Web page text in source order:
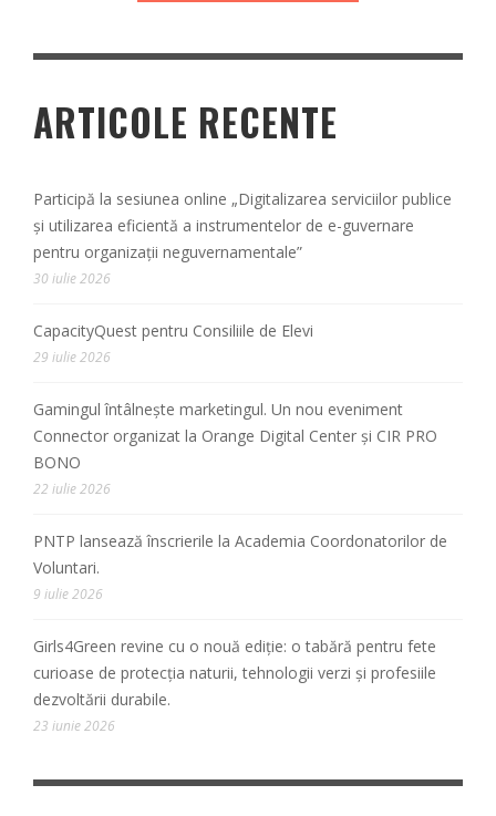
ARTICOLE RECENTE
Participă la sesiunea online „Digitalizarea serviciilor publice
și utilizarea eficientă a instrumentelor de e-guvernare
pentru organizații neguvernamentale”
30 iulie 2026
CapacityQuest pentru Consiliile de Elevi
29 iulie 2026
Gamingul întâlnește marketingul. Un nou eveniment
Connector organizat la Orange Digital Center și CIR PRO
BONO
22 iulie 2026
PNTP lansează înscrierile la Academia Coordonatorilor de
Voluntari.
9 iulie 2026
Girls4Green revine cu o nouă ediție: o tabără pentru fete
curioase de protecția naturii, tehnologii verzi și profesiile
dezvoltării durabile.
23 iunie 2026